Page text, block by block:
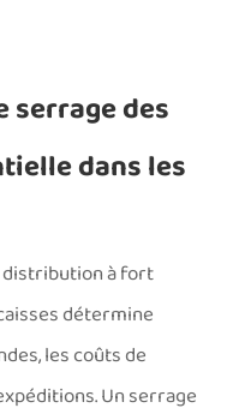
serrage des
dans les
à fort
détermine
les coûts de
Un serrage